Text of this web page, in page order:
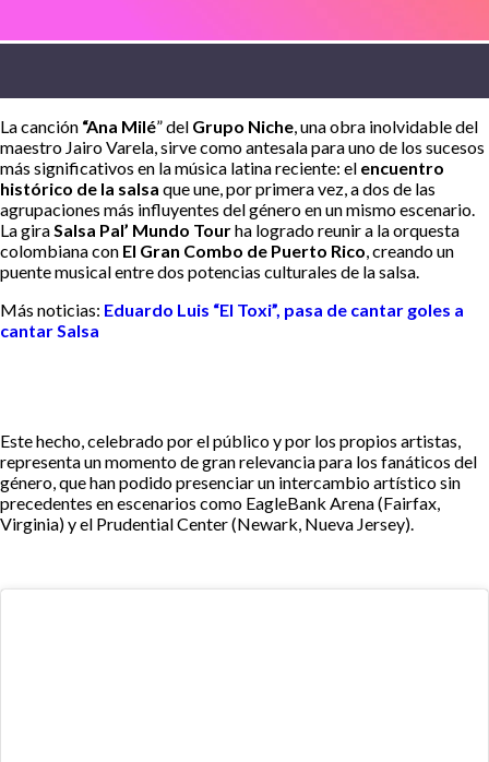
La canción “Ana Milé” del Grupo Niche, una obra inolvidable del
maestro Jairo Varela, sirve como antesala para uno de los sucesos
más significativos en la música latina reciente: el encuentro
histórico de la salsa que une, por primera vez, a dos de las
agrupaciones más influyentes del género en un mismo escenario.
La giraSalsa Pal’ Mundo Tourha logrado reunir a la orquesta
colombiana con El Gran Combo de Puerto Rico, creando un
puente musical entre dos potencias culturales de la salsa.
Más noticias: Eduardo Luis “El Toxi”, pasa de cantar goles a
cantar Salsa
Este hecho, celebrado por el público y por los propios artistas,
representa un momento de gran relevancia para los fanáticos del
género, que han podido presenciar un intercambio artístico sin
precedentes en escenarios como EagleBank Arena (Fairfax,
Virginia) y el Prudential Center (Newark, Nueva Jersey).